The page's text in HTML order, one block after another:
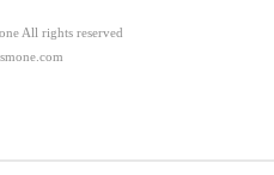
All rights reserved